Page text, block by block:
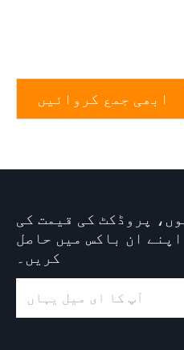
ابھی جمع کروائیں
پروڈکٹ کی قیمت کی
ان باکس میں حاصل
کریں۔